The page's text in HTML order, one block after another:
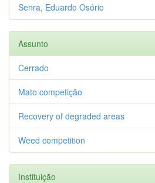
Senra, Eduardo Osório
Assunto
Cerrado
Mato competição
Recovery of degraded areas
Weed competition
Instituição